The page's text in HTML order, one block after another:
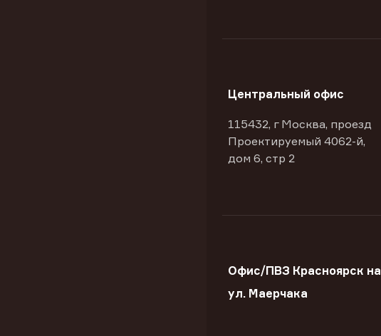
Центральный офис
115432, г Москва, проезд
Проектируемый 4062-й,
дом 6, стр 2
Офис/ПВЗ Красноярск на
ул. Маерчака